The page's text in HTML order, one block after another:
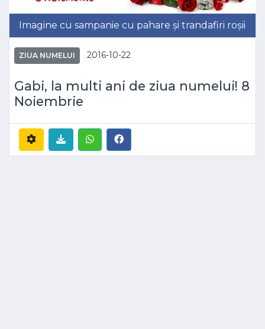
Imagine cu sampanie cu pahare și trandafiri roșii
ZIUA NUMELUI 2016-10-22
Gabi, la multi ani de ziua numelui! 8
Noiembrie